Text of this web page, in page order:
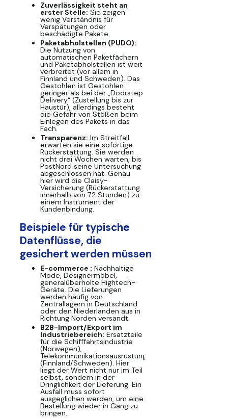
Zuverlässigkeit steht an
erster Stelle: Sie zeigen
wenig Verständnis für
Verspätungen oder
beschädigte Pakete.
Paketabholstellen (PUDO):
Die Nutzung von
automatischen Paketfächern
und Paketabholstellen ist weit
verbreitet (vor allem in
Finnland und Schweden). Das
Gestohlen ist Gestohlen
geringer als bei der „Doorstep
Delivery“ (Zustellung bis zur
Haustür), allerdings besteht
die Gefahr von Stößen beim
Einlegen des Pakets in das
Fach.
Transparenz: Im Streitfall
erwarten sie eine sofortige
Rückerstattung. Sie werden
nicht drei Wochen warten, bis
PostNord seine Untersuchung
abgeschlossen hat. Genau
hier wird die Claisy-
Versicherung (Rückerstattung
innerhalb von 72 Stunden) zu
einem Instrument der
Kundenbindung.
Beispiele für typische
Datenflüsse, die
gesichert werden müssen
E-commerce : Nachhaltige
Mode, Designermöbel,
generalüberholte Hightech-
Geräte. Die Lieferungen
werden häufig von
Zentrallagern in Deutschland
oder den Niederlanden aus in
Richtung Norden versandt.
B2B-Import/Export im
Industriebereich: Ersatzteile
für die Schifffahrtsindustrie
(Norwegen),
Telekommunikationsausrüstung
(Finnland/Schweden). Hier
liegt der Wert nicht nur im Teil
selbst, sondern in der
Dringlichkeit der Lieferung. Ein
Ausfall muss sofort
ausgeglichen werden, um eine
Bestellung wieder in Gang zu
bringen.